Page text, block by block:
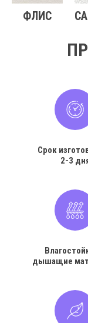
ФЛИС
Срок
2-3
дышащие